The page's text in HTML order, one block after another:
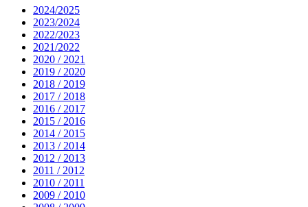
2024/2025
2023/2024
2022/2023
2021/2022
2020 / 2021
2019 / 2020
2018 / 2019
2017 / 2018
2016 / 2017
2015 / 2016
2014 / 2015
2013 / 2014
2012 / 2013
2011 / 2012
2010 / 2011
2009 / 2010